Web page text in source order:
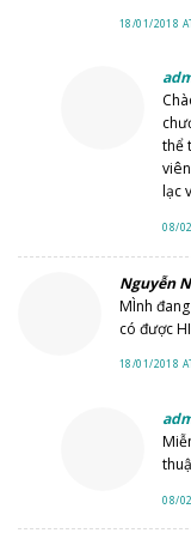
18/01/2018
thể
lạc
08/
Nguyễn
MÌnh
có được
18/01/2018
08/